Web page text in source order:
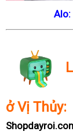
Alo:
ở Vị Thủy: